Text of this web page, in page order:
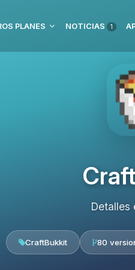
PLANES NOTICIAS 1
Detalles
CraftBukkit 80